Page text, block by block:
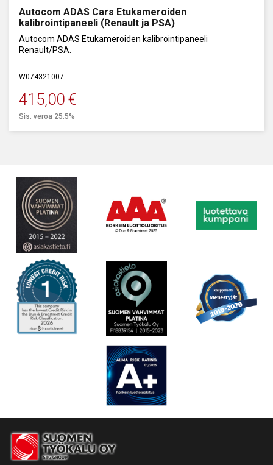
Autocom ADAS Cars Etukameroiden
kalibrointipaneeli (Renault ja PSA)
Autocom ADAS Etukameroiden kalibrointipaneeli
Renault/PSA.
W074321007
415,00 €
Sis. veroa 25.5%